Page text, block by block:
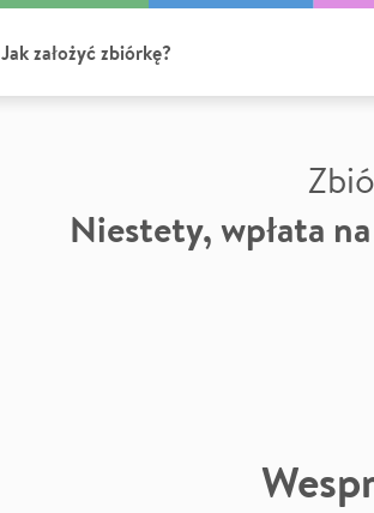
Jak założyć zbiórkę?
Niestety, wpłata